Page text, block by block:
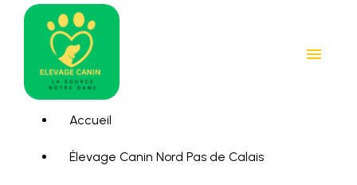
menu
Accueil
Élevage Canin Nord Pas de Calais
Panneau de gestion des cookies